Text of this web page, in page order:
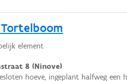
element
8 (Ninove)
hoeve, ingeplant halfweg